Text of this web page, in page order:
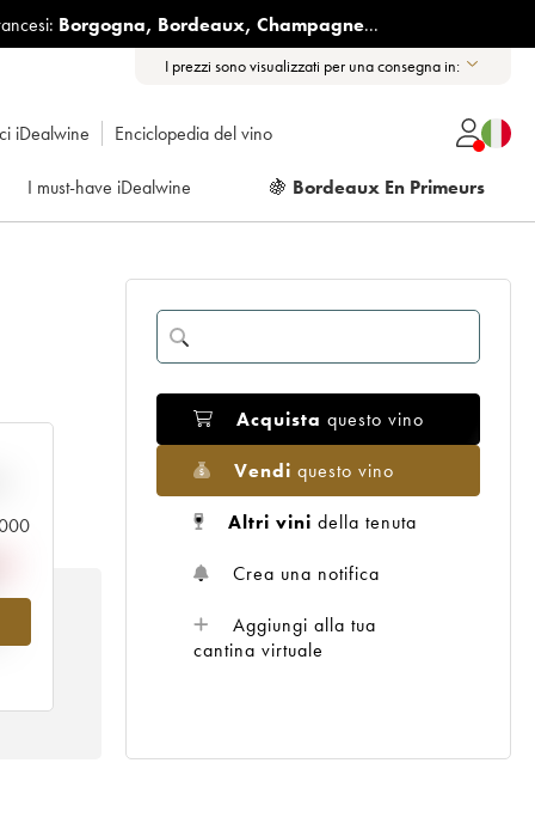
Borgogna, Bordeaux, Champagne...
I prezzi sono visualizzati per una consegna in:
iDealwine Enciclopedia del vino
I must-have iDealwine 🍇 Bordeaux En Primeurs
Acquista questo vino
Vendi questo vino
Altri vini della tenuta
Crea una notifica
Aggiungi alla tua
cantina virtuale